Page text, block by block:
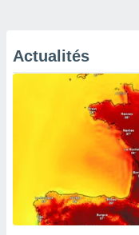
Actualités